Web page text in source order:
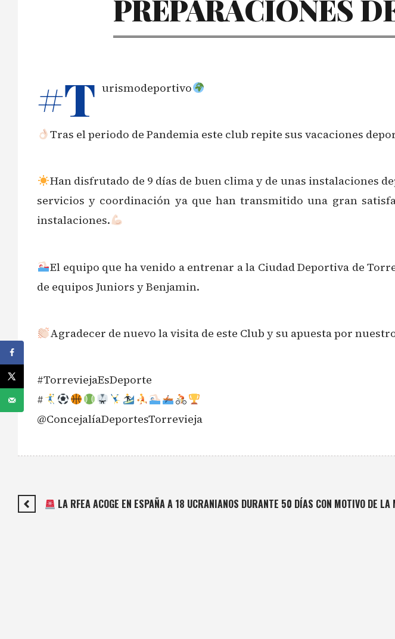
PREPARACIONES
#T urismodeportivo
Tras el periodo de Pandemia este club repite sus vacaciones
Han disfrutado de 9 días de buen clima y de unas instalaciones
servicios y coordinación ya que han transmitido una gran
instalaciones.
El equipo que ha venido a entrenar a la Ciudad Deportiva de
de equipos Juniors y Benjamin.
Agradecer de nuevo la visita de este Club y su apuesta por
#TorreviejaEsDeporte
#
@ConcejalíaDeportesTorrevieja
LA RFEA ACOGE EN ESPAÑA A 18 UCRANIANOS DURANTE 50 DÍAS CON MOTIVO DE